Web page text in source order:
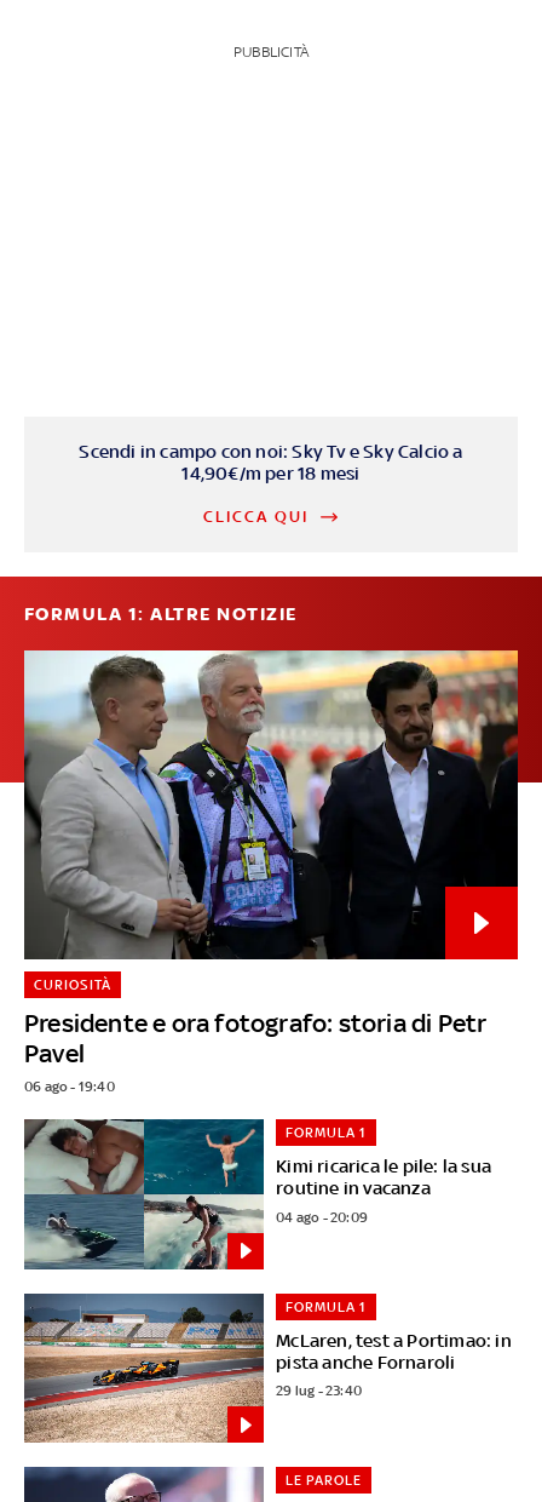
PUBBLICITÀ
Scendi in campo con noi: Sky Tv e Sky Calcio a
14,90€/m per 18 mesi
CLICCA QUI
FORMULA 1: ALTRE NOTIZIE
Presidente e ora fotografo: storia di Petr
Pavel
CURIOSITÀ
06 ago - 19:40
Kimi ricarica le pile: la sua
routine in vacanza
FORMULA 1
04 ago - 20:09
McLaren, test a Portimao: in
pista anche Fornaroli
FORMULA 1
29 lug - 23:40
LE PAROLE